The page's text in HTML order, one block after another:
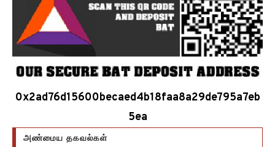
0x2ad76d15600becaed4b18faa8a29de795a7eb
5ea
அண்மைய தகவல்கள்